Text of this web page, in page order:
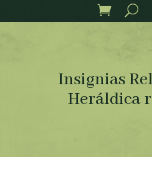
Insignias
Heráldica